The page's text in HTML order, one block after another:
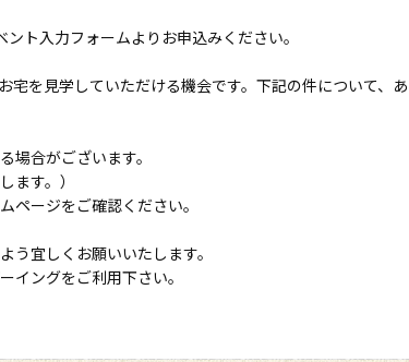
ト入力フォームよりお申込みください。
を見学していただける機会です。下記の件について、
場合がございます。
ます。）
ページをご確認ください。
う宜しくお願いいたします。
イングをご利用下さい。